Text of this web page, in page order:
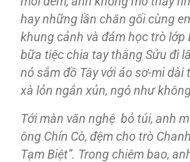
hay những lần chăn gối cùng
khung cảnh và đám học trò lớp
bữa tiệc chia tay thằng Sửu đi
nó sắm đồ Tây với áo sơ-mi dài
xà lỏn ngắn xủn, ngó như
Tới màn văn nghệ bỏ túi, anh
ông Chín Cò, đệm cho trò
Tạm Biệt”. Trong chiêm bao,